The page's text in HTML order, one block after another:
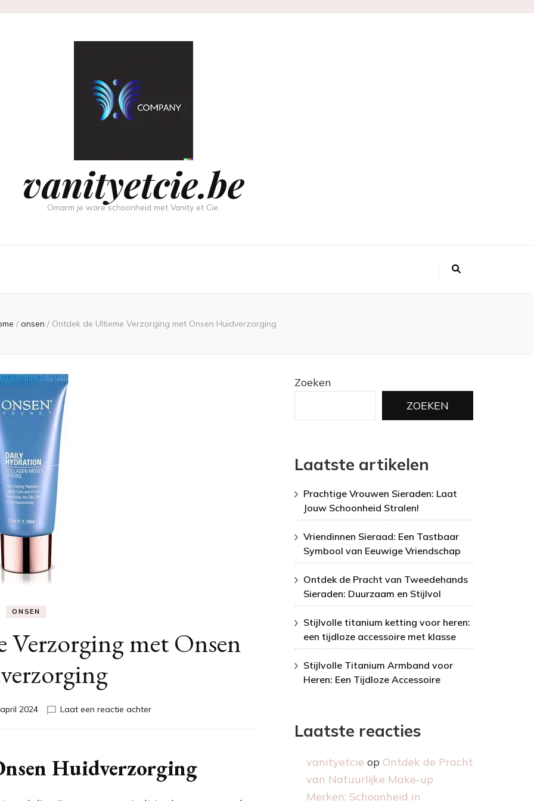
vanityetcie.be
Omarm je ware schoonheid met Vanity et Cie.
/ onsen / Ontdek de Ultieme Verzorging met Onsen Huidverzorging
ONSEN
met Onsen
2024 Laat een reactie achterop
Verzorging
met
Onsen
Huidverzorging
Zoeken
ZOEKEN
Laatste artikelen
Prachtige Vrouwen Sieraden: Laat
Jouw Schoonheid Stralen!
Vriendinnen Sieraad: Een Tastbaar
Symbool van Eeuwige Vriendschap
Ontdek de Pracht van Tweedehands
Sieraden: Duurzaam en Stijlvol
Stijlvolle titanium ketting voor heren:
een tijdloze accessoire met klasse
Stijlvolle Titanium Armband voor
Heren: Een Tijdloze Accessoire
Laatste reacties
vanityetcie op Ontdek de Pracht
van Natuurlijke Make-up
Merken: Schoonheid in